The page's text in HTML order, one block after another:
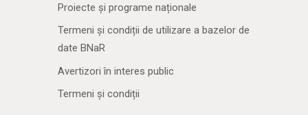
Proiecte și programe naționale
Termeni și condiții de utilizare a bazelor de
date BNaR
Avertizori în interes public
Termeni și condiții